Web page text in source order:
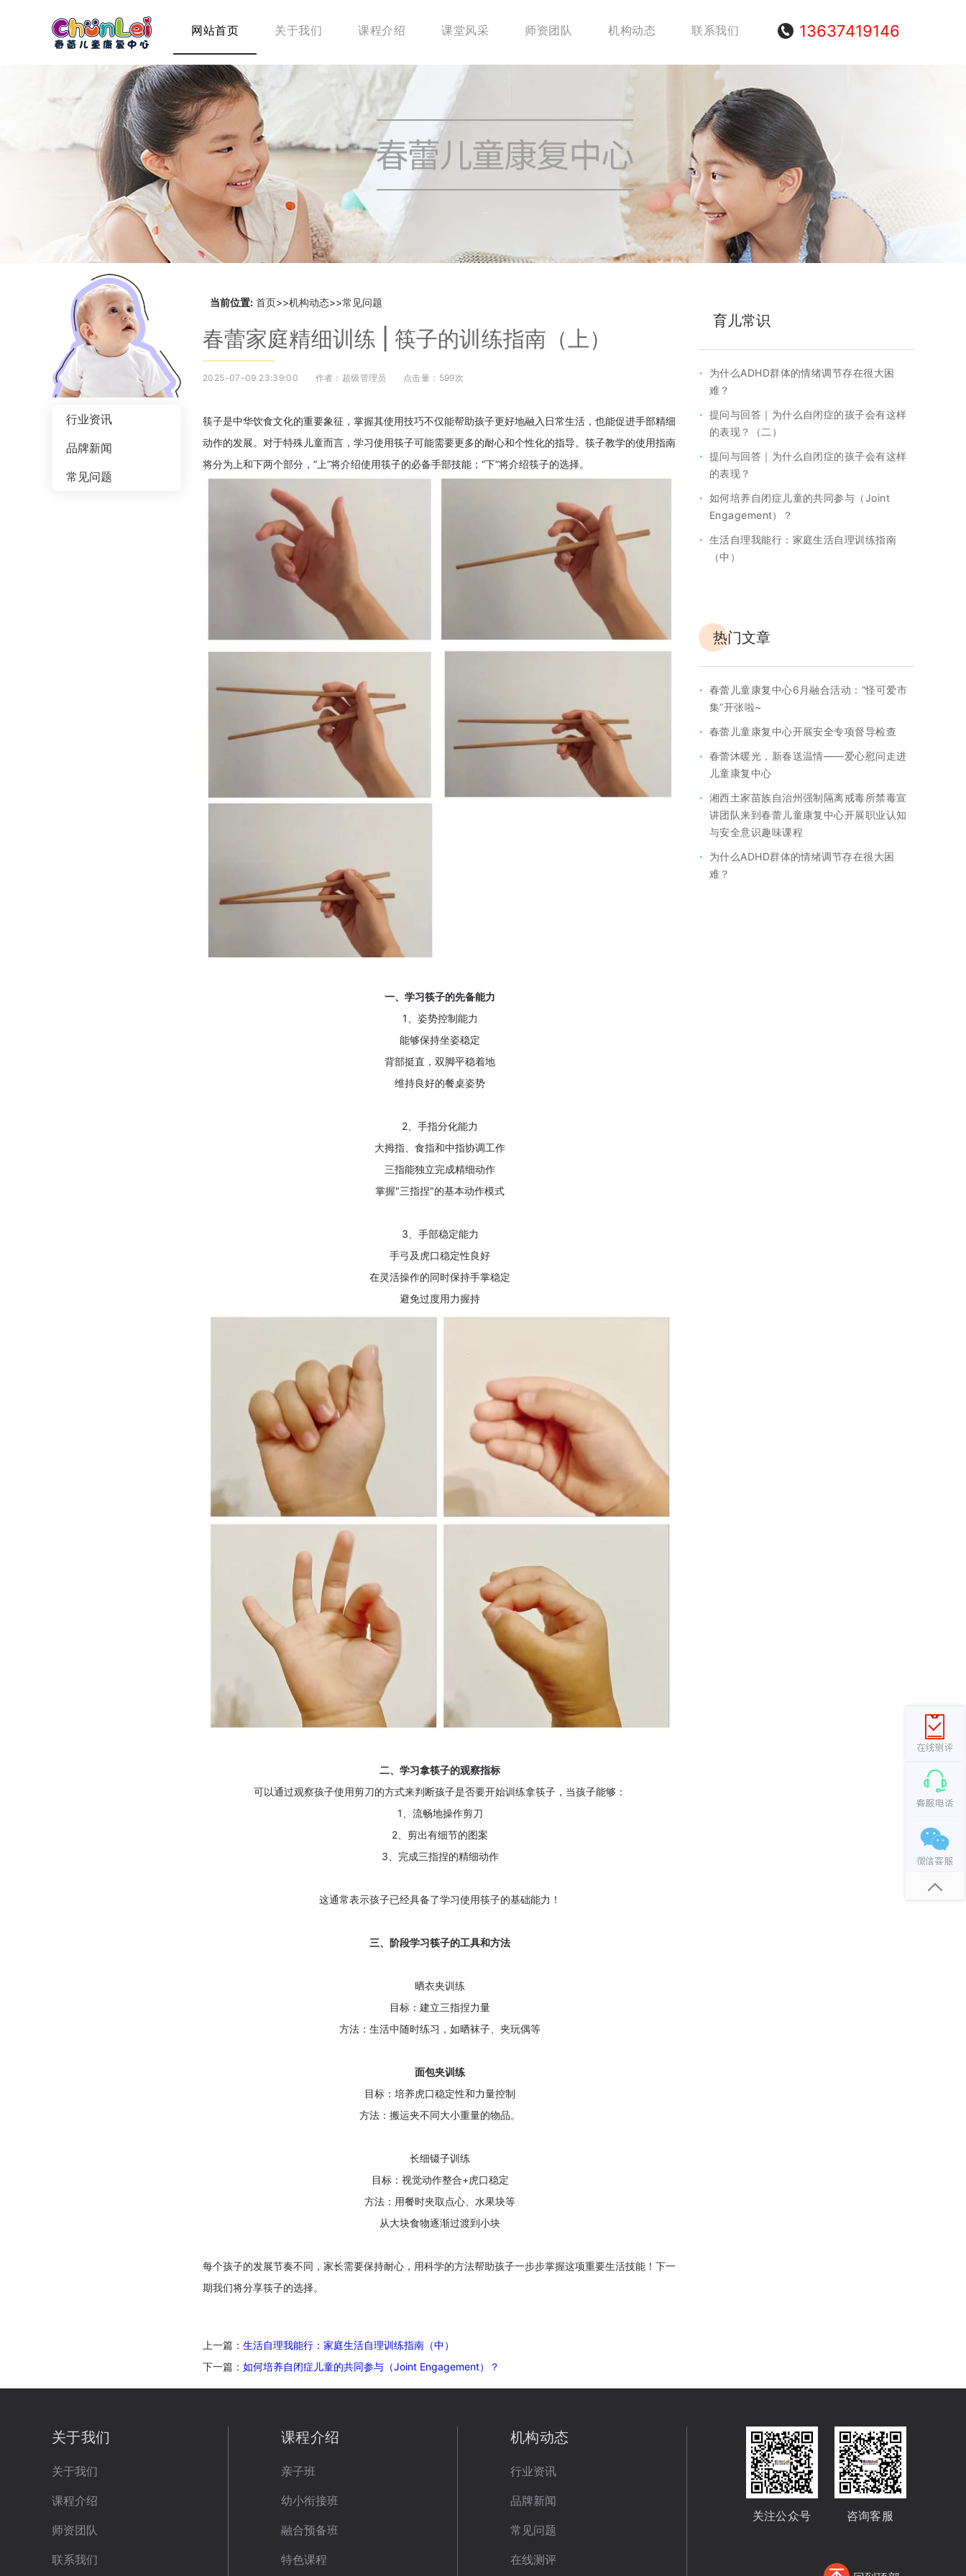
网站首页 关于我们 课程介绍 课堂风采 师资团队 机构动态 联系我们 13637419146
行业资讯
品牌新闻
常见问题
当前位置: 首页>>机构动态>>常见问题
春蕾家庭精细训练 | 筷子的训练指南（上）
2025-07-09 23:39:00 作者：超级管理员 点击量：599次
筷子是中华饮食文化的重要象征，掌握其使用技巧不仅能帮助孩子更好地融入日常生活，也能促进手部精细
动作的发展。对于特殊儿童而言，学习使用筷子可能需要更多的耐心和个性化的指导。筷子教学的使用指南
将分为上和下两个部分，“上”将介绍使用筷子的必备手部技能；“下”将介绍筷子的选择。
一、学习筷子的先备能力
1、姿势控制能力
能够保持坐姿稳定
背部挺直，双脚平稳着地
维持良好的餐桌姿势
2、手指分化能力
大拇指、食指和中指协调工作
三指能独立完成精细动作
掌握"三指捏"的基本动作模式
3、手部稳定能力
手弓及虎口稳定性良好
在灵活操作的同时保持手掌稳定
避免过度用力握持
二、学习拿筷子的观察指标
可以通过观察孩子使用剪刀的方式来判断孩子是否要开始训练拿筷子，当孩子能够：
1、流畅地操作剪刀
2、剪出有细节的图案
3、完成三指捏的精细动作
这通常表示孩子已经具备了学习使用筷子的基础能力！
三、 阶段学习筷子的工具和方法
晒衣夹训练
目标：建立三指捏力量
方法：生活中随时练习，如晒袜子、夹玩偶等
面包夹训练
目标：培养虎口稳定性和力量控制
方法：搬运夹不同大小重量的物品。
长细镊子训练
目标：视觉动作整合+虎口稳定
方法：用餐时夹取点心、水果块等
从大块食物逐渐过渡到小块
每个孩子的发展节奏不同，家长需要保持耐心，用科学的方法帮助孩子一步步掌握这项重要生活技能！下一
期我们将分享筷子的选择。
上一篇： 生活自理我能行：家庭生活自理训练指南（中）
下一篇： 如何培养自闭症儿童的共同参与（Joint Engagement）？
育儿常识
·
为什么ADHD群体的情绪调节存在很大困
难？
· 提问与回答｜为什么自闭症的孩子会有这样
的表现？（二）
· 提问与回答｜为什么自闭症的孩子会有这样
的表现？
· 如何培养自闭症儿童的共同参与（Joint
Engagement）？
· 生活自理我能行：家庭生活自理训练指南
（中）
热门文章
· 春蕾儿童康复中心6月融合活动：“怪可爱市
集”开张啦~
· 春蕾儿童康复中心开展安全专项督导检查
· 春蕾沐暖光，新春送温情——爱心慰问走进
儿童康复中心
· 湘西土家苗族自治州强制隔离戒毒所禁毒宣
讲团队来到春蕾儿童康复中心开展职业认知
与安全意识趣味课程
·
为什么ADHD群体的情绪调节存在很大困
难？
关于我们
关于我们
课程介绍
师资团队
联系我们
课程介绍
亲子班
幼小衔接班
融合预备班
特色课程
机构动态
行业资讯
品牌新闻
常见问题
在线测评
关注公众号 咨询客服